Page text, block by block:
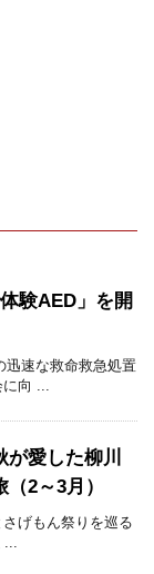
験AED」を開
迅速な救命救急処置
に向 ...
愛した柳川
2～3月）
さげもん祭りを巡る
...